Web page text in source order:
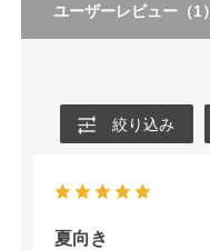
ユーザーレビュー（1）
絞り込み
夏向き